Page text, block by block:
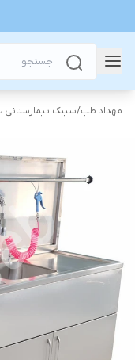
مهداد طب/سینک بیمارستانی